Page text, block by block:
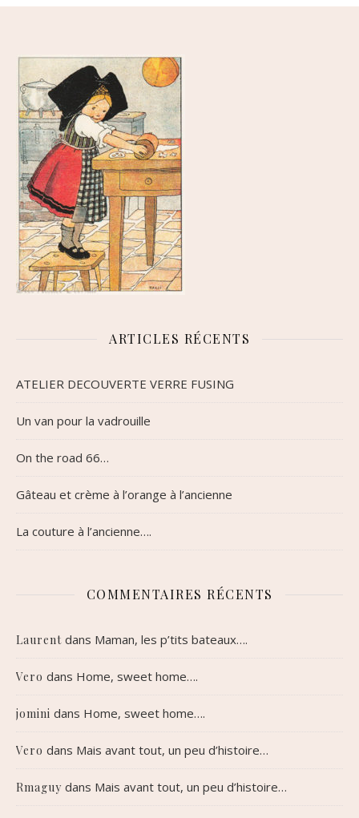
ARTICLES RÉCENTS
ATELIER DECOUVERTE VERRE FUSING
Un van pour la vadrouille
On the road 66…
Gâteau et crème à l’orange à l’ancienne
La couture à l’ancienne….
COMMENTAIRES RÉCENTS
Laurent dans Maman, les p’tits bateaux….
Vero dans Home, sweet home….
jomini dans Home, sweet home….
Vero dans Mais avant tout, un peu d’histoire…
Rmaguy dans Mais avant tout, un peu d’histoire…